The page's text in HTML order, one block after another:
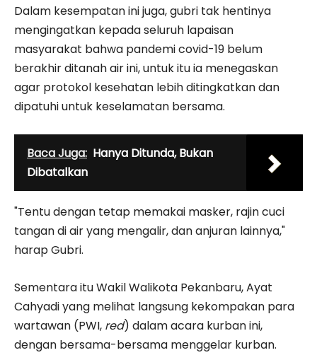
Dalam kesempatan ini juga, gubri tak hentinya
mengingatkan kepada seluruh lapaisan
masyarakat bahwa pandemi covid-19 belum
berakhir ditanah air ini, untuk itu ia menegaskan
agar protokol kesehatan lebih ditingkatkan dan
dipatuhi untuk keselamatan bersama.
Baca Juga: Hanya Ditunda, Bukan
Dibatalkan
"Tentu dengan tetap memakai masker, rajin cuci
tangan di air yang mengalir, dan anjuran lainnya,"
harap Gubri.
Sementara itu Wakil Walikota Pekanbaru, Ayat
Cahyadi yang melihat langsung kekompakan para
wartawan (PWI, red) dalam acara kurban ini,
dengan bersama-bersama menggelar kurban.